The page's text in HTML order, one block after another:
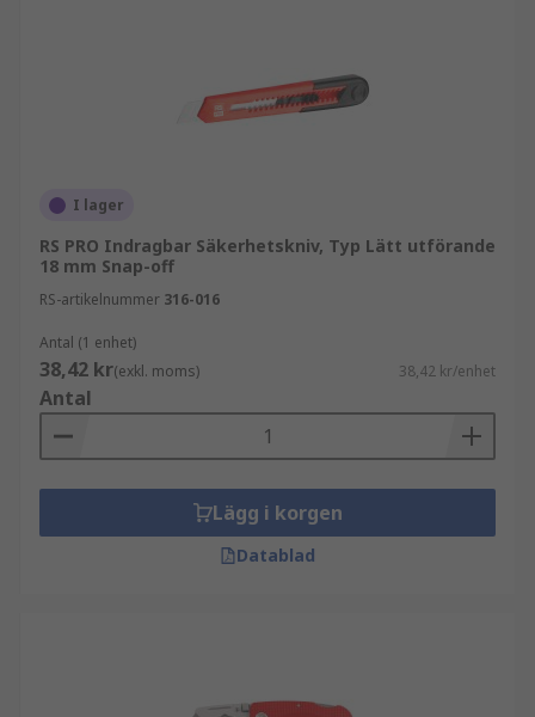
I lager
RS PRO Indragbar Säkerhetskniv, Typ Lätt utförande
18 mm Snap-off
RS-artikelnummer 316-016
Antal (1 enhet)
38,42 kr(exkl. moms) 38,42 kr/enhet
Antal
Lägg i korgen
Datablad